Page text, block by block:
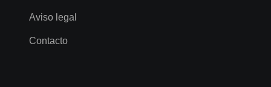
Aviso legal
Contacto